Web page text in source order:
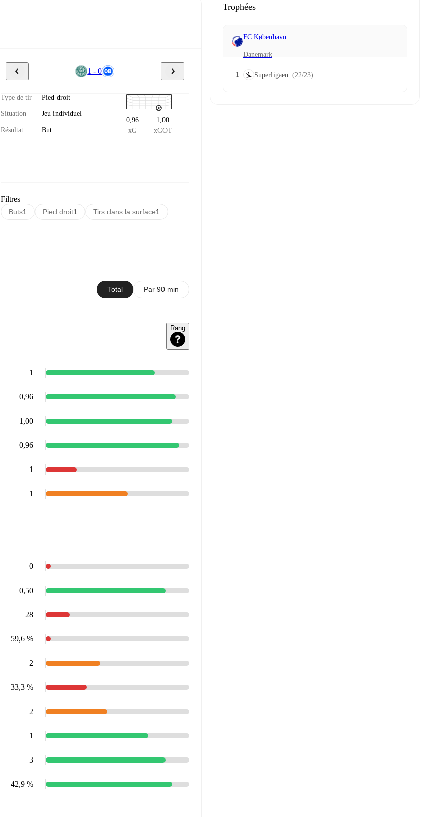
1 - 0
Type de tir Pied droit
Situation Jeu individuel
Résultat But
0,96
xG
1,00
xGOT
Filtres
Buts1 Pied droit1 Tirs dans la surface1
Total Par 90 min
Rang
1
0,96
1,00
0,96
1
1
0
0,50
28
59,6 %
2
33,3 %
2
1
3
42,9 %
Trophées
FC København
Danemark
1 Superligaen (22/23)